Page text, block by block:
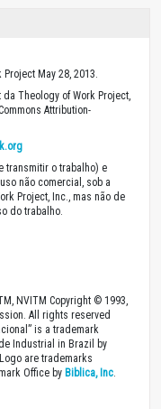
May 28, 2013.
Theology of Work Project,
Attribution-
transmitir o trabalho) e
não comercial, sob a
Project, Inc., mas não de
do trabalho.
NVITM Copyright © 1993,
All rights reserved
is a trademark
Industrial in Brazil by
are trademarks
Office by Biblica, Inc